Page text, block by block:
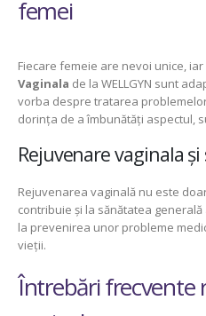
femei
Fiecare femeie are nevoi unice, iar
Vaginala de la WELLGYN sunt
vorba despre tratarea
dorința de a îmbunătăți aspectul,
Rejuvenare vaginala
Rejuvenarea vaginală nu este
contribuie și la sănătatea
la prevenirea unor probleme
vieții.
Întrebări frecvente